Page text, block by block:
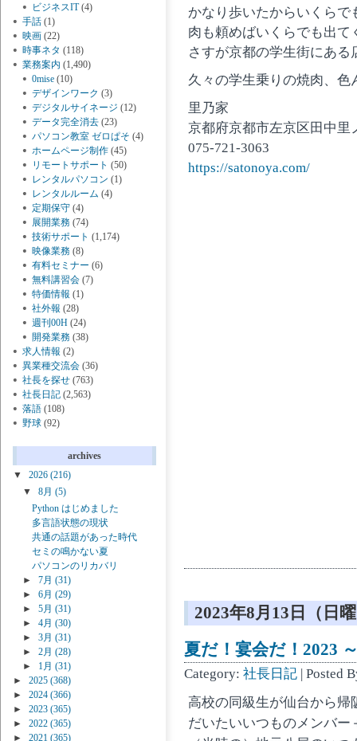
ビジネスIT(4)
手話 (1)
映画 (22)
時事ネタ (118)
業務案内 (1,490)
0mise (10)
デザインワーク (3)
デジタルサイネージ (12)
データ完全消去 (23)
パソコン教室 ゼロぱそ (4)
ホームページ制作 (45)
リモートサポート (50)
レンタルパソコン (1)
レンタルルーム (4)
定期保守 (4)
展開業務 (74)
技術サポート (1,174)
映像業務 (8)
有料セミナー (6)
無料講習会 (7)
特価情報 (1)
社外報 (28)
週刊00H (24)
開発業務 (38)
求人情報 (2)
異業種交流会 (36)
社長を探せ (763)
社長日記 (2,563)
落語 (108)
野球 (92)
archives
▼
2026 (216)
▼
8月 (5)
Python はじめました
多言語状態の現状
共通の話題があった時代
セミの鳴かない夏
パソコンのリカバリ
►
7月 (31)
►
6月 (29)
►
5月 (31)
►
4月 (30)
►
3月 (31)
►
2月 (28)
►
1月 (31)
►
2025 (368)
►
2024 (366)
►
2023 (365)
►
2022 (365)
►
2021 (365)
かなり歩いたからいくらで
肉も頼めばいくらでも出
さすが京都の学生街にある
久々の学生乗りの焼肉、
里乃家
京都府京都市左京区田中里
075-721-3063
https://satonoya.com/
2023年8月13日（日
夏だ！宴会だ！2023
Category: 社長日記 | Posted
高校の同級生が仙台から帰
だいたいいつものメンバー